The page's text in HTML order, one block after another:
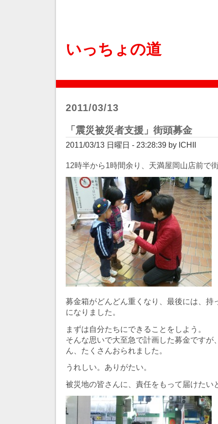
いっちょの道
2011/03/13
「震災被災者支援」街頭募金
2011/03/13 日曜日 - 23:28:39 by ICHII
12時半から1時間余り、天満屋岡山店前で
募金箱がどんどん重くなり、最後には、持
になりました。
まずは自分たちにできることをしよう。
そんな思いで大至急で計画した募金ですが
ん、たくさんおられました。
うれしい。ありがたい。
被災地の皆さんに、責任をもって届けたい